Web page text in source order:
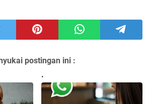
postingan ini :